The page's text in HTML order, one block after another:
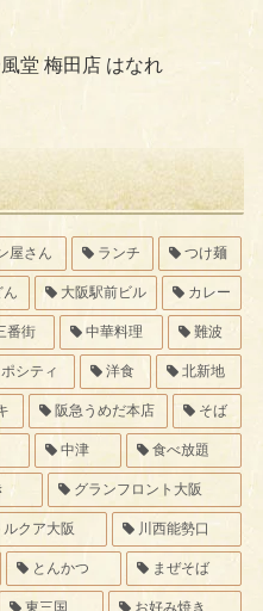
風堂 梅田店 はなれ
屋さん ランチ つけ麺
ん 大阪駅前ビル カレー
番街 中華料理 難波
シティ 洋食 北新地
阪急うめだ本店 そば
中津 食べ放題
グランフロント大阪
ルクア大阪 川西能勢口
とんかつ まぜそば
東三国 お好み焼き